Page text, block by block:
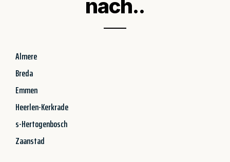
nach..
Almere
Breda
Emmen
Heerlen-Kerkrade
s-Hertogenbosch
Zaanstad